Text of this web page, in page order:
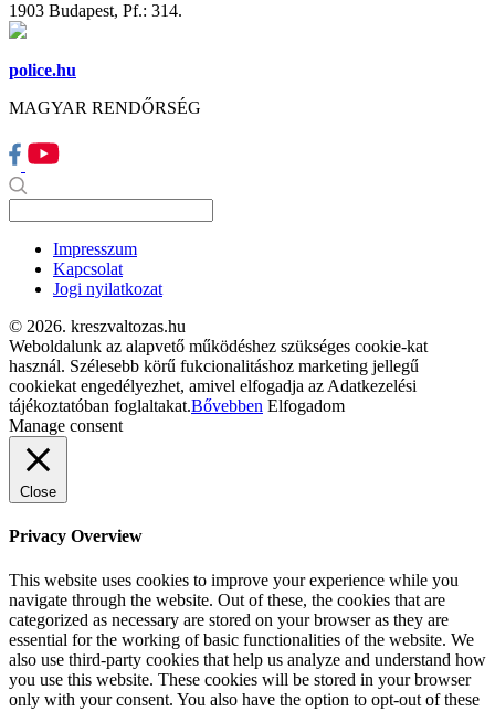
1903 Budapest, Pf.: 314.
police.hu
MAGYAR RENDŐRSÉG
Impresszum
Kapcsolat
Jogi nyilatkozat
© 2026. kreszvaltozas.hu
Weboldalunk az alapvető működéshez szükséges cookie-kat
használ. Szélesebb körű fukcionalitáshoz marketing jellegű
cookiekat engedélyezhet, amivel elfogadja az Adatkezelési
tájékoztatóban foglaltakat.Bővebben Elfogadom
Manage consent
Close
Privacy Overview
This website uses cookies to improve your experience while you
navigate through the website. Out of these, the cookies that are
categorized as necessary are stored on your browser as they are
essential for the working of basic functionalities of the website. We
also use third-party cookies that help us analyze and understand how
you use this website. These cookies will be stored in your browser
only with your consent. You also have the option to opt-out of these